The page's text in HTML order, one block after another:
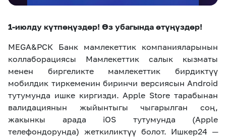
1-июлду күтпөңүздөр! Өз убагында өтүңүздөр!
MEGA&РСК Банк мамлекеттик компанияларынын
коллаборациясы Мамлекеттик салык кызматы
менен биргеликте мамлекеттик бирдиктүү
мобилдик тиркеменин биринчи версиясын Android
тутумунда ишке киргизди. Apple Store тарабынан
валидациянын жыйынтыгы чыгарылган соң,
жакынкы арада iOS тутумунда (Apple
телефондорунда) жеткиликтүү болот. Ишкер24 ─